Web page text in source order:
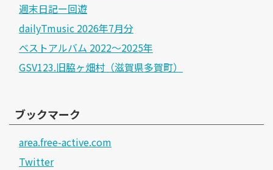
週末日記ー回遊
dailyTmusic 2026年7月分
ベストアルバム 2022～2025年
GSV123.旧脇ヶ畑村（滋賀県多賀町）
ブックマーク
area.free-active.com
Twitter